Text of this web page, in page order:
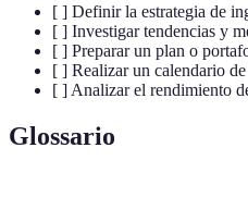
[ ] Definir la estrategia de
[ ] Investigar tendencias y
[ ] Preparar un plan o
[ ] Realizar un calendario
[ ] Analizar el rendimiento
Glossario